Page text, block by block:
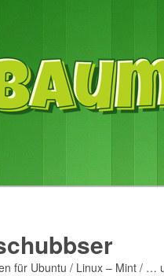
für Ubuntu / Linux – Mint / …